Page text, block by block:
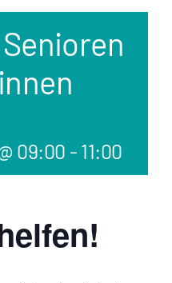
Senioren
09:00 - 11:00